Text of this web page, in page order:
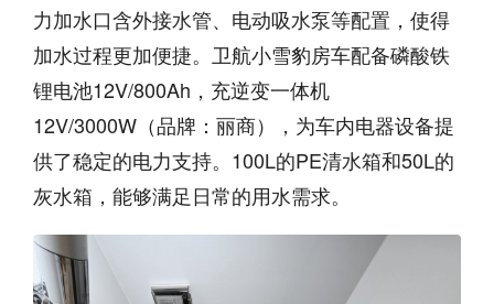
力加水口含外接水管、电动吸水泵等配置，使得
加水过程更加便捷。卫航小雪豹房车配备磷酸铁
锂电池12V/800Ah，充逆变一体机
12V/3000W（品牌：丽商），为车内电器设备提
供了稳定的电力支持。100L的PE清水箱和50L的
灰水箱，能够满足日常的用水需求。